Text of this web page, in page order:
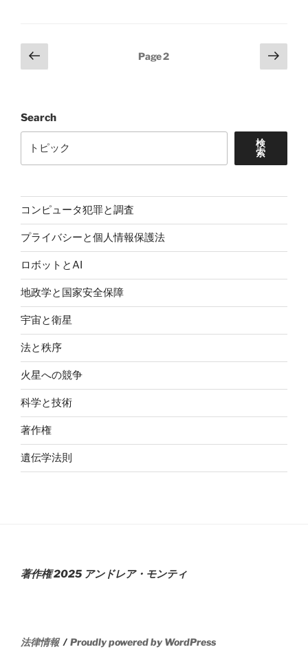
Posts
pagination
Previous
page
Page2
Next
page
Search
検
索
コンピュータ犯罪と調査
プライバシーと個人情報保護法
ロボットとAI
地政学と国家安全保障
宇宙と衛星
法と秩序
火星への競争
科学と技術
著作権
遺伝学法則
著作権 2025 アンドレア・モンティ
法律情報 Proudly powered by WordPress